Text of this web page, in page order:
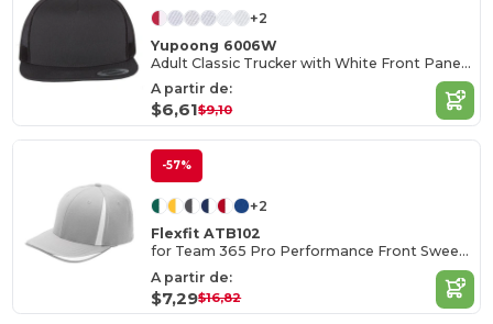
+2
Yupoong 6006W
Adult Classic Trucker with White Front Panel Cap
A partir de:
$6,61$9,10
-57%
+2
Flexfit ATB102
for Team 365 Pro Performance Front Sweep Cap
A partir de:
$7,29$16,82